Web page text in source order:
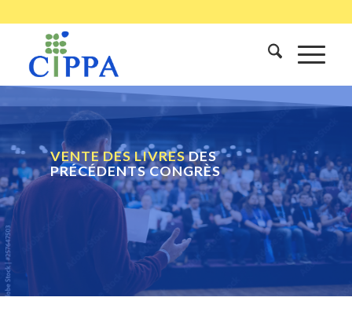
VENTE DES LIVRESDES
PRÉCÉDENTS CONGRÈS